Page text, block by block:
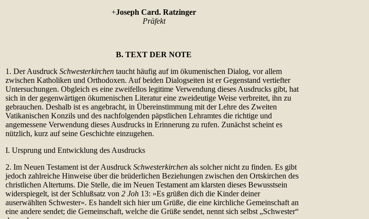
+Joseph Card. Ratzinger
Präfekt
B. TEXT DER NOTE
1. Der Ausdruck Schwesterkirchen taucht häufig auf im ökumenischen Dialog, vor allem
zwischen Katholiken und Orthodoxen. Auf beiden Dialogseiten ist er Gegenstand vertiefter
Untersuchungen. Obgleich es eine zweifellos legitime Verwendung dieses Ausdrucks gibt, hat
sich in der gegenwärtigen ökumenischen Literatur eine zweideutige Weise verbreitet, ihn zu
gebrauchen. Deshalb ist es angebracht, in Übereinstimmung mit der Lehre des Zweiten
Vatikanischen Konzils und des nachfolgenden päpstlichen Lehramtes die richtige und
angemessene Verwendung dieses Ausdrucks in Erinnerung zu rufen. Zunächst scheint es
nützlich, kurz auf seine Geschichte einzugehen.
I. Ursprung und Entwicklung des Ausdrucks
2. Im Neuen Testament ist der Ausdruck Schwesterkirchen als solcher nicht zu finden. Es gibt
jedoch zahlreiche Hinweise über die brüderlichen Beziehungen zwischen den Ortskirchen des
christlichen Altertums. Die Stelle, die im Neuen Testament am klarsten dieses Bewusstsein
widerspiegelt, ist der Schlußsatz von 2 Joh 13: »Es grüßen dich die Kinder deiner
auserwählten Schwester«. Es handelt sich hier um Grüße, die eine kirchliche Gemeinschaft an
eine andere sendet; die Gemeinschaft, welche die Grüße sendet, nennt sich selbst „Schwester“